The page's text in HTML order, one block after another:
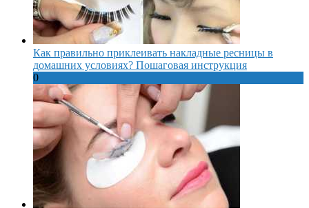
Как правильно приклеивать накладные ресницы в
домашних условиях? Пошаговая инструкция
0